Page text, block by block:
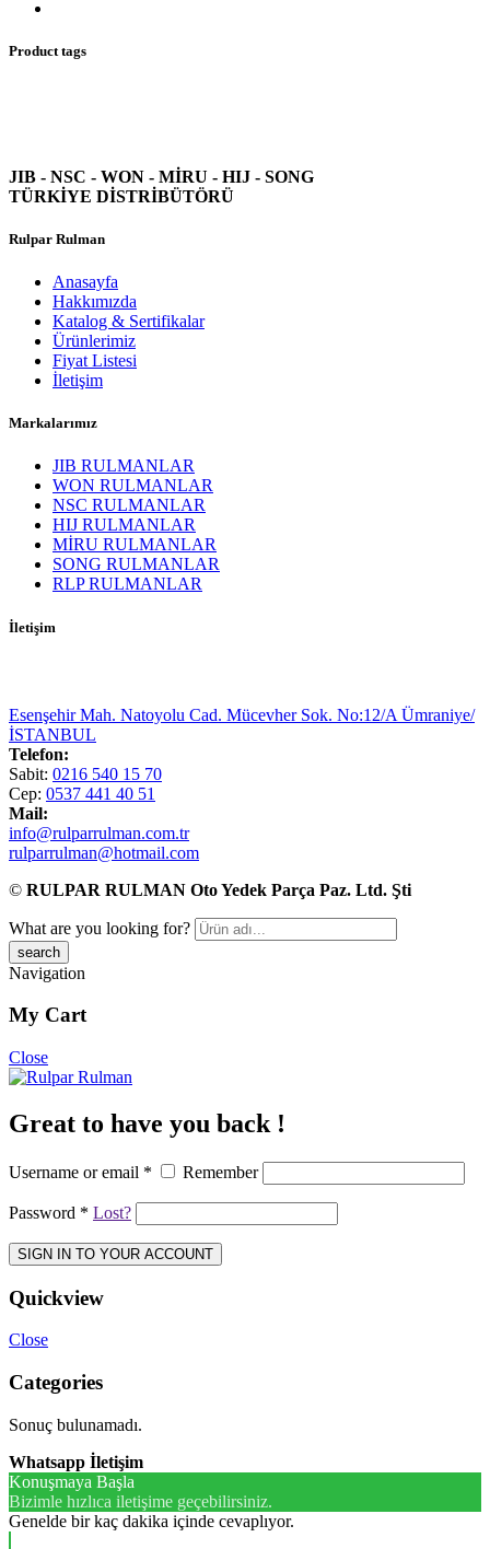
Product tags
JIB - NSC - WON - MİRU - HIJ - SONG
TÜRKİYE DİSTRİBÜTÖRÜ
Rulpar Rulman
Anasayfa
Hakkımızda
Katalog & Sertifikalar
Ürünlerimiz
Fiyat Listesi
İletişim
Markalarımız
JIB RULMANLAR
WON RULMANLAR
NSC RULMANLAR
HIJ RULMANLAR
MİRU RULMANLAR
SONG RULMANLAR
RLP RULMANLAR
İletişim
Esenşehir Mah. Natoyolu Cad. Mücevher Sok. No:12/A Ümraniye/
İSTANBUL
Telefon:
Sabit: 0216 540 15 70
Cep: 0537 441 40 51
Mail:
info@rulparrulman.com.tr
rulparrulman@hotmail.com
© RULPAR RULMAN Oto Yedek Parça Paz. Ltd. Şti
What are you looking for?
Navigation
My Cart
Close
Great to have you back !
Username or email * Remember
Password * Lost?
SIGN IN TO YOUR ACCOUNT
Quickview
Close
Categories
Sonuç bulunamadı.
Whatsapp İletişim
Konuşmaya Başla
Bizimle hızlıca iletişime geçebilirsiniz.
Genelde bir kaç dakika içinde cevaplıyor.